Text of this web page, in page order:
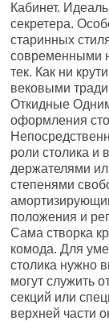
Кабинет.
секретера.
старинных
современными
тек. Как ни
вековыми
Откидные
оформления
роли столика и
держателями
степенями
положения и
Сама створка
комода. Для
столика нужно
могут служить
секций или
верхней части